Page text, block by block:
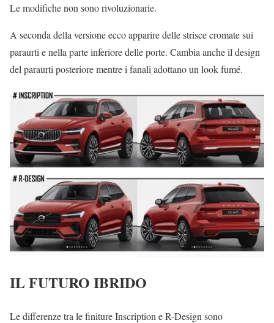
Le modifiche non sono rivoluzionarie.
A seconda della versione ecco apparire delle strisce cromate sui
paraurti e nella parte inferiore delle porte. Cambia anche il design
del paraurti posteriore mentre i fanali adottano un look fumé.
IL FUTURO IBRIDO
Le differenze tra le finiture Inscription e R-Design sono